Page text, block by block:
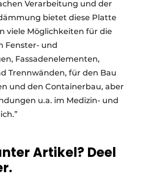
Verarbeitung und der
bietet diese Platte
viele Möglichkeiten für die
Fenster- und
Fassadenelementen,
Trennwänden, für den Bau
und den Containerbau, aber
u.a. im Medizin- und
Artikel? Deel